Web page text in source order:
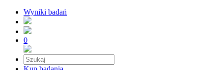
Wyniki badań
0